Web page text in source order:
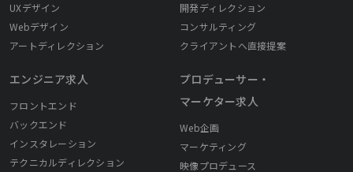
UXデザイン
Webデザイン
アートディレクション
エンジニア求人
フロントエンド
バックエンド
インスタレーション
テクニカルディレクション
開発ディレクション
コンサルティング
クライアントへ直接提案
プロデューサー・
マーケター求人
Web企画
マーケティング
映像プロデュース